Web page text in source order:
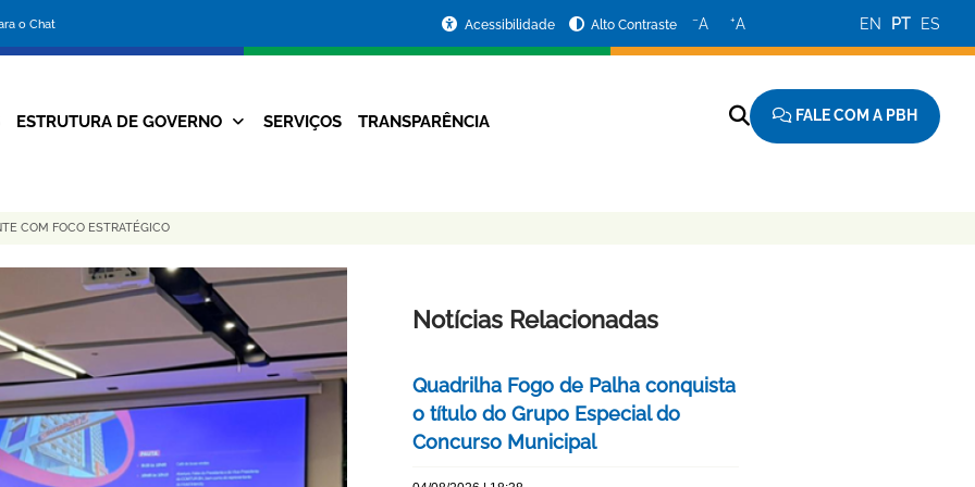
o Chat
da
Prefeitura
Acessibilidade Alto Contraste −A +A EN PT ES
Navegação
ESTRUTURA DE GOVERNO SERVIÇOS TRANSPARÊNCIA FALE COM A PBH
COM FOCO ESTRATÉGICO
Notícias Relacionadas
Quadrilha Fogo de Palha conquista
o título do Grupo Especial do
Concurso Municipal